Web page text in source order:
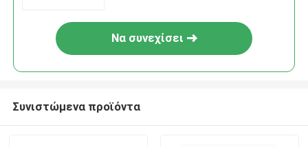
Να συνεχίσει
Συνιστώμενα προϊόντα